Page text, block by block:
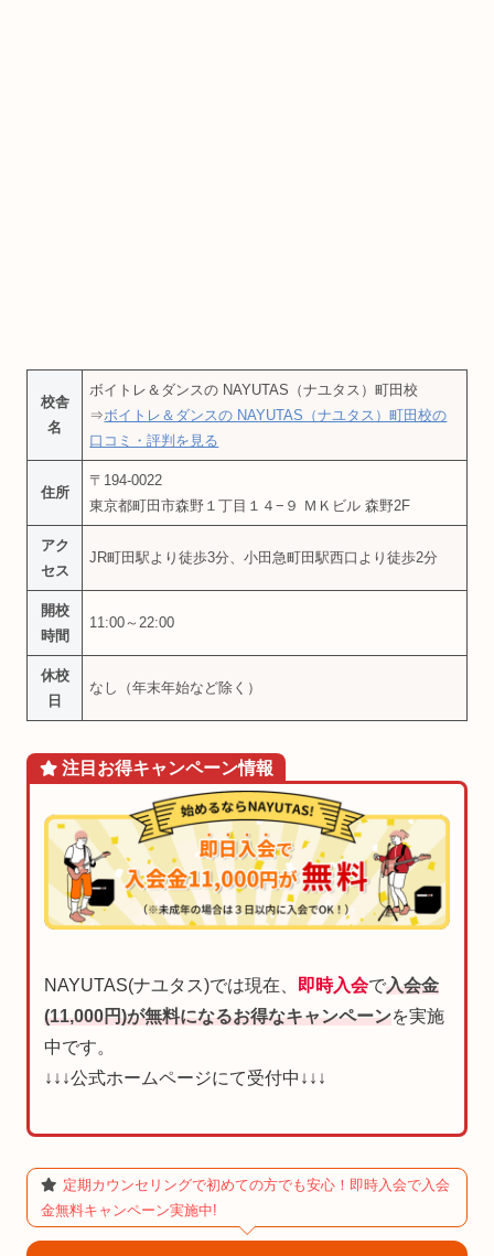
校舎
名
ボイトレ＆ダンスの NAYUTAS（ナユタス）町田校
⇒ボイトレ＆ダンスの NAYUTAS（ナユタス）町田校の
口コミ・評判を見る
住所
〒194-0022
東京都町田市森野１丁目１４−９ ＭＫビル 森野2F
アク
セス
JR町田駅より徒歩3分、小田急町田駅西口より徒歩2分
開校
時間
11:00～22:00
休校
日
なし（年末年始など除く）
注目お得キャンペーン情報
NAYUTAS(ナユタス)では現在、 即時入会で入会金
(11,000円)が無料になるお得なキャンペーンを実施
中です。
↓↓↓公式ホームページにて受付中↓↓↓
定期カウンセリングで初めての方でも安心！即時入会で入会
金無料キャンペーン実施中!